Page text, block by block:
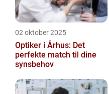
02 oktober 2025
Optiker i Århus: Det
perfekte match til dine
synsbehov